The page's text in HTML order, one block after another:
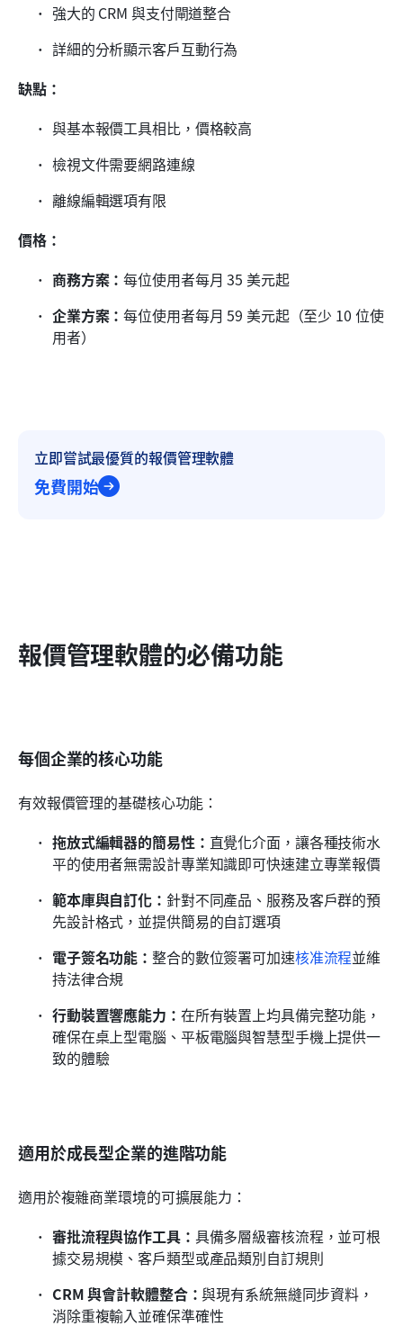
強大的 CRM 與支付閘道整合
詳細的分析顯示客戶互動行為
缺點：
與基本報價工具相比，價格較高
檢視文件需要網路連線
離線編輯選項有限
價格：
商務方案：每位使用者每月 35 美元起
企業方案：每位使用者每月 59 美元起（至少 10 位使
用者）
立即嘗試最優質的報價管理軟體
免費開始
報價管理軟體的必備功能
每個企業的核心功能
有效報價管理的基礎核心功能：
拖放式編輯器的簡易性： 直覺化介面，讓各種技術水
平的使用者無需設計專業知識即可快速建立專業報價
範本庫與自訂化： 針對不同產品、服務及客戶群的預
先設計格式，並提供簡易的自訂選項
電子簽名功能： 整合的數位簽署可加速核准流程並維
持法律合規
行動裝置響應能力： 在所有裝置上均具備完整功能，
確保在桌上型電腦、平板電腦與智慧型手機上提供一
致的體驗
適用於成長型企業的進階功能
適用於複雜商業環境的可擴展能力：
審批流程與協作工具： 具備多層級審核流程，並可根
據交易規模、客戶類型或產品類別自訂規則
CRM 與會計軟體整合：與現有系統無縫同步資料，
消除重複輸入並確保準確性